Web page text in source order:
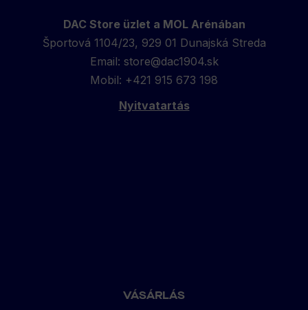
DAC Store üzlet a MOL Arénában
Športová 1104/23, 929 01 Dunajská Streda
Email: store@dac1904.sk
Mobil: +421 915 673 198
Nyitvatartás
VÁSÁRLÁS